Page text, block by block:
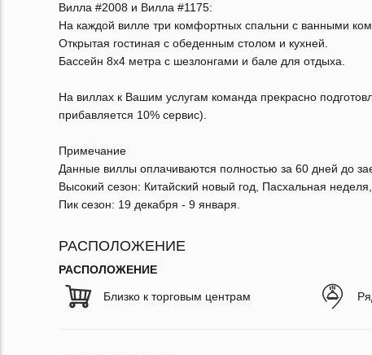
Вилла #2008 и Вилла #1175:
На каждой вилле три комфортных спальни с ванными
Открытая гостиная с обеденным столом и кухней.
Бассейн 8х4 метра с шезлонгами и бале для отдыха.
На виллах к Вашим услугам команда прекрасно
прибавляется 10% сервис).
Примечание
Данные виллы оплачиваются полностью за 60 дней до
Высокий сезон: Китайский новый год, Пасхальная
Пик сезон: 19 декабря - 9 января.
РАСПОЛОЖЕНИЕ
РАСПОЛОЖЕНИЕ
Близко к торговым центрам